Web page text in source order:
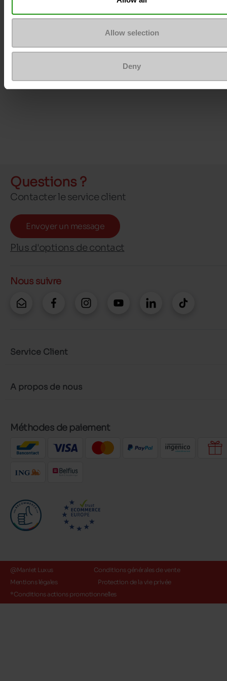
Allow selection
Deny
Questions ?
Contacter le service client
Envoyer un message
Plus d'options de contact
Nous suivre
Service Client
A propos de nous
Méthodes de paiement
@Maniet Luxus
Conditions générales de vente
Mentions légales
Protection de la vie privée
*Conditions actions promotionnelles